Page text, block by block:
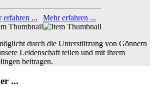
erfahren ... Mehr erfahren ...
durch die Unterstützung von Gönnern
Leidenschaft teilen und mit ihrem
beitragen.
...